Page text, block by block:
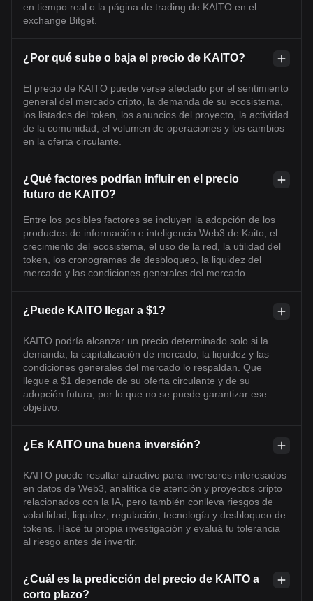
en tiempo real o la página de trading de KAITO en el
exchange Bitget.
¿Por qué sube o baja el precio de KAITO?
El precio de KAITO puede verse afectado por el sentimiento
general del mercado cripto, la demanda de su ecosistema,
los listados del token, los anuncios del proyecto, la actividad
de la comunidad, el volumen de operaciones y los cambios
en la oferta circulante.
¿Qué factores podrían influir en el precio
futuro de KAITO?
Entre los posibles factores se incluyen la adopción de los
productos de información e inteligencia Web3 de Kaito, el
crecimiento del ecosistema, el uso de la red, la utilidad del
token, los cronogramas de desbloqueo, la liquidez del
mercado y las condiciones generales del mercado.
¿Puede KAITO llegar a $1?
KAITO podría alcanzar un precio determinado solo si la
demanda, la capitalización de mercado, la liquidez y las
condiciones generales del mercado lo respaldan. Que
llegue a $1 depende de su oferta circulante y de su
adopción futura, por lo que no se puede garantizar ese
objetivo.
¿Es KAITO una buena inversión?
KAITO puede resultar atractivo para inversores interesados
en datos de Web3, analítica de atención y proyectos cripto
relacionados con la IA, pero también conlleva riesgos de
volatilidad, liquidez, regulación, tecnología y desbloqueo de
tokens. Hacé tu propia investigación y evaluá tu tolerancia
al riesgo antes de invertir.
¿Cuál es la predicción del precio de KAITO a
corto plazo?